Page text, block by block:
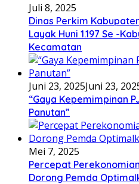
Juli 8, 2025
Dinas Perkim
Layak Huni 1.197 Se -
Kecamatan
Juni 23, 2025Juni 23,
“Gaya Kepemimpinan
Panutan”
Mei 7, 2025
Percepat
Dorong Pemda